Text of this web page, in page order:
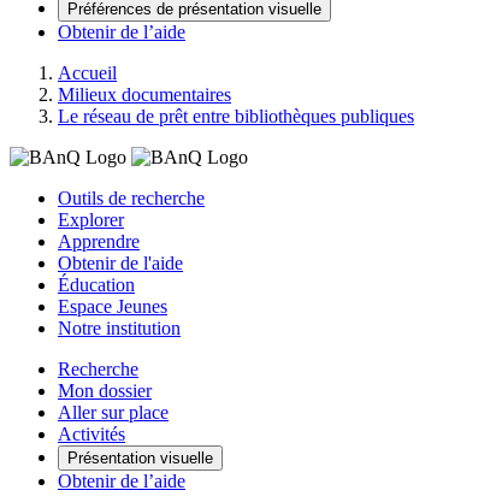
Préférences de présentation visuelle
Obtenir de l’aide
Accueil
Milieux documentaires
Le réseau de prêt entre bibliothèques publiques
Outils de recherche
Explorer
Apprendre
Obtenir de l'aide
Éducation
Espace Jeunes
Notre institution
Recherche
Mon dossier
Aller sur place
Activités
Présentation visuelle
Obtenir de l’aide